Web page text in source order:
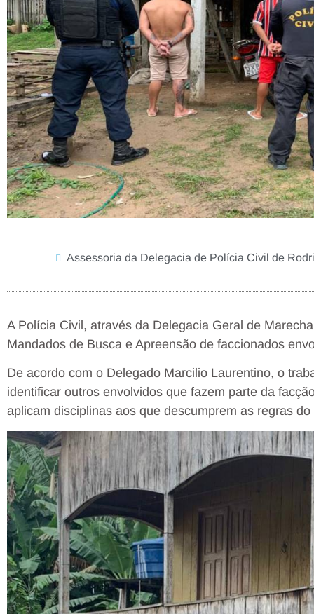
Assessoria da Delegacia de Polícia Civil de
A Polícia Civil, através da Delegacia Geral de
Mandados de Busca e Apreensão de faccionados
De acordo com o Delegado Marcilio Laurentino, o
identificar outros envolvidos que fazem parte da
aplicam disciplinas aos que descumprem as regras